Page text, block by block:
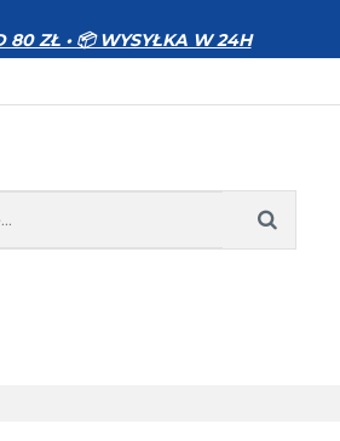
ZŁ • 📦 WYSYŁKA W 24H
ELEKTRONIKA